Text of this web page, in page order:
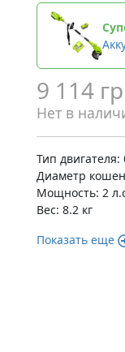
9 114
Нет в
Тип
Диаметр
Мощность: 2
Вес: 8.2 кг
Показать еще